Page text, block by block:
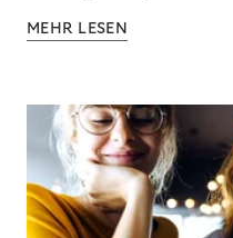
MEHR LESEN